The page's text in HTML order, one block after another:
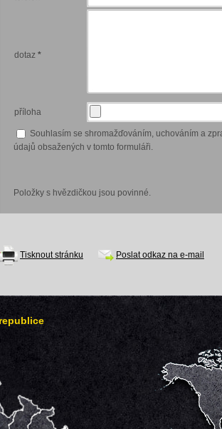
dotaz *
příloha
Souhlasím se shromažďováním, uchováním a
údajů obsažených v tomto formuláři.
Položky s hvězdičkou jsou povinné.
Tisknout stránku Poslat odkaz na e-mail